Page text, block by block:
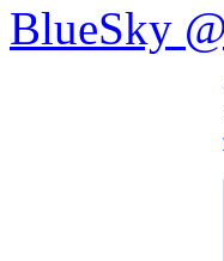
BlueSky